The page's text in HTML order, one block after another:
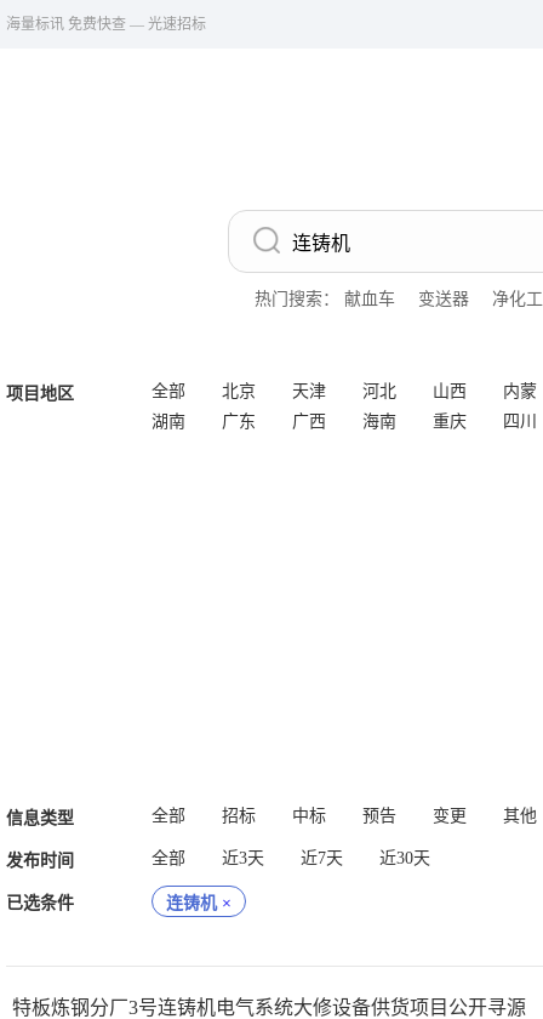
海量标讯 免费快查 — 光速招标
热门搜索： 献血车 变送器 净化
项目地区 全部 北京 天津 河北 山西
内蒙
湖南
广东 广西 海南 重庆 四川
信息类型 全部 招标 中标 预告 变更 其他
发布时间 全部 近3天 近7天 近30天
已选条件 连铸机 ×
特板炼钢分厂3号连铸机电气系统大修设备供货项目公开寻源